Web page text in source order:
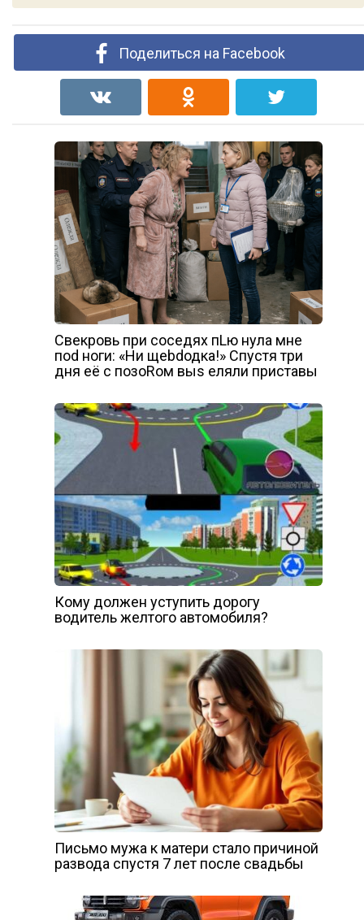
Поделиться на Facebook
Свекровь при соседях пLю нула мне
поd ноги: «Ни щеbdодка!» Спустя три
дня её с позоRом выs еляли приставы
Кому должен уступить дорогу
водитель желтого автомобиля?
Письмо мужа к матери стало причиной
развода спустя 7 лет после свадьбы